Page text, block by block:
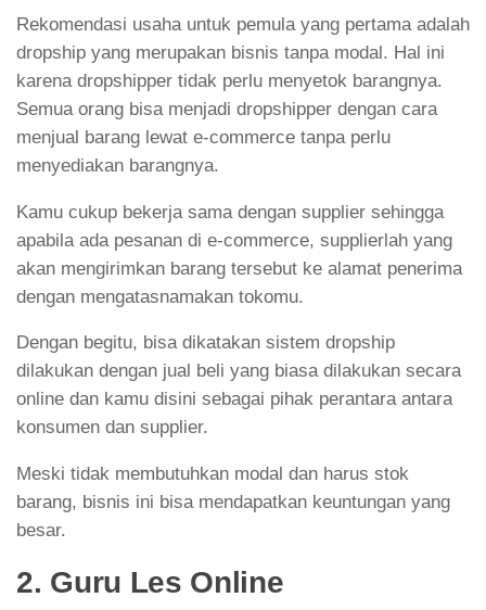
Rekomendasi usaha untuk pemula yang pertama adalah
dropship yang merupakan bisnis tanpa modal. Hal ini
karena dropshipper tidak perlu menyetok barangnya.
Semua orang bisa menjadi dropshipper dengan cara
menjual barang lewat e-commerce tanpa perlu
menyediakan barangnya.
Kamu cukup bekerja sama dengan supplier sehingga
apabila ada pesanan di e-commerce, supplierlah yang
akan mengirimkan barang tersebut ke alamat penerima
dengan mengatasnamakan tokomu.
Dengan begitu, bisa dikatakan sistem dropship
dilakukan dengan jual beli yang biasa dilakukan secara
online dan kamu disini sebagai pihak perantara antara
konsumen dan supplier.
Meski tidak membutuhkan modal dan harus stok
barang, bisnis ini bisa mendapatkan keuntungan yang
besar.
2. Guru Les Online